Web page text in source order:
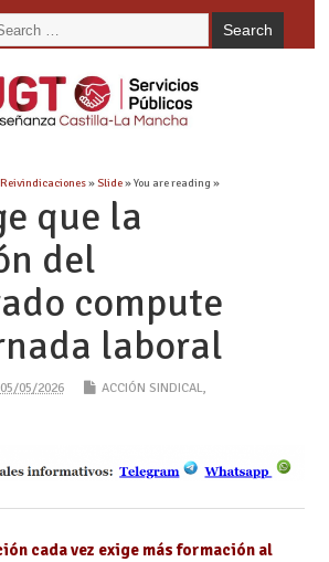
Reivindicaciones»Slide» You are reading »
que la
del
compute
laboral
05/05/2026 ACCIÓN SINDICAL,
cada vez exige más formación al